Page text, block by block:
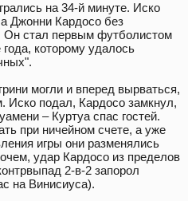
на 34-й минуте. Иско
Джонни Кардосо без
Он стал первым футболистом
которому удалось
могли и вперед вырваться,
Иско подал, Кардосо замкнул,
– Куртуа спас гостей.
при ничейном счете, а уже
игры они разменялись
удар Кардосо из пределов
2-в-2 запорол
на Винисиуса).